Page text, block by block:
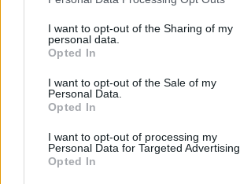
I want to opt-out of the Sharing of my
personal data.
Opted In
I want to opt-out of the Sale of my
Personal Data.
Opted In
I want to opt-out of processing my
Personal Data for Targeted Advertising.
Opted In